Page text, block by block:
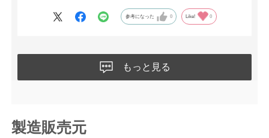
参考になった 0 Like! 0
もっと見る
製造販売元